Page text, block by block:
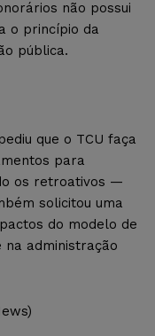
não possui
o princípio da
pública.
que o TCU faça
para
os retroativos —
solicitou uma
do modelo de
na administração